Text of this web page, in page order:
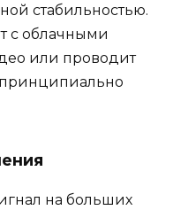
стабильностью.
с облачными
или проводит
на больших